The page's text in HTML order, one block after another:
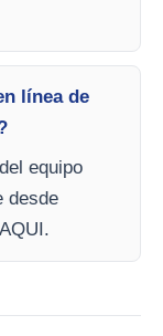
línea de
equipo
desde